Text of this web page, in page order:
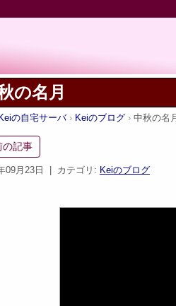
の名月
Keiの自宅サーバ Keiのブログ 中秋の名月
の記事
09月23日 | カテゴリ: Keiのブログ